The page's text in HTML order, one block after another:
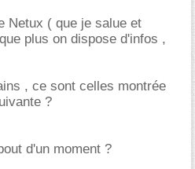
Netux ( que je salue et
plus on dispose d'infos ,
, ce sont celles montrée
?
d'un moment ?